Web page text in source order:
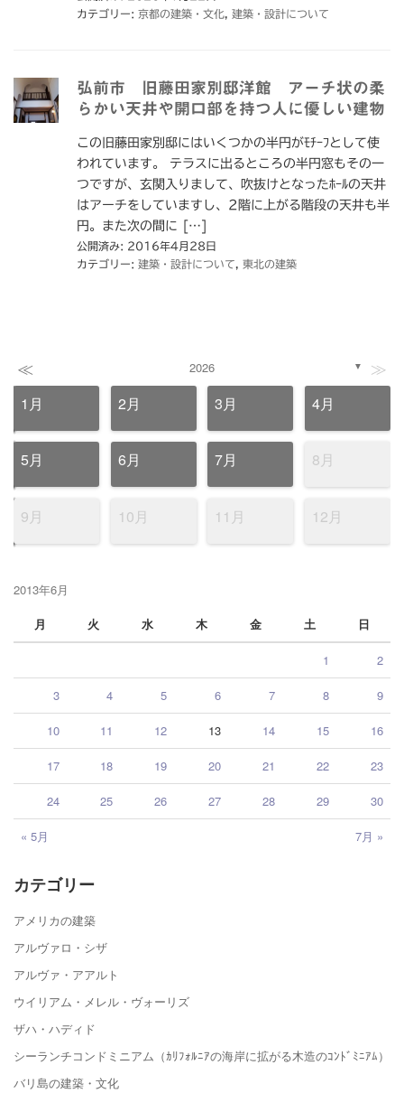
カテゴリー: 京都の建築・文化 建築・設計について
弘前市 旧藤田家別邸洋館 アーチ状の柔
らかい天井や開口部を持つ人に優しい建物
この旧藤田家別邸にはいくつかの半円がﾓﾁｰﾌとして使
われています。 テラスに出るところの半円窓もその一
つですが、玄関入りまして、吹抜けとなったﾎｰﾙの天井
はアーチをしていますし、2階に上がる階段の天井も半
円。また次の間に […]
公開済み: 2016年4月28日
カテゴリー: 建築・設計について 東北の建築
≪ 2026 ▼ ≫
1月 2月 3月 4月
5月 6月 7月 8月
9月 10月 11月 12月
2013年6月
月
火 水 木 金 土 日
« 5月 7月 »
1 2
3 4 5 6 7 8 9
10 11 12 13 14 15 16
17 18 19 20 21 22 23
24 25 26 27 28 29 30
カテゴリー
アメリカの建築
アルヴァロ・シザ
アルヴァ・アアルト
ウイリアム・メレル・ヴォーリズ
ザハ・ハディド
シーランチコンドミニアム（ｶﾘﾌｫﾙﾆｱの海岸に拡がる木造のｺﾝﾄﾞﾐﾆｱﾑ）
バリ島の建築・文化